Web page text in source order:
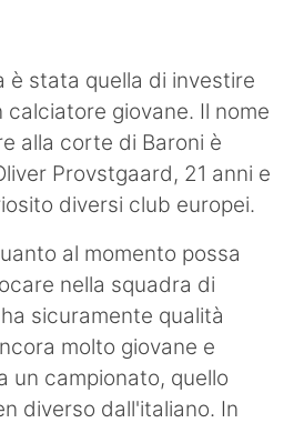
è stata quella di investire
giovane. Il nome
alla corte di Baroni è
Provstgaard, 21 anni e
diversi club europei.
al momento possa
nella squadra di
sicuramente qualità
molto giovane e
un campionato, quello
diverso dall'italiano. In